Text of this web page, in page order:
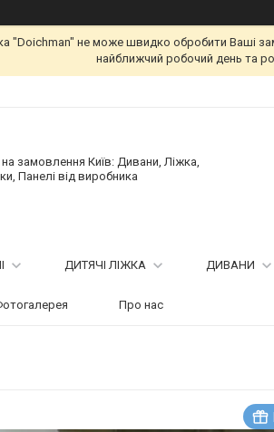
"Doichman" не може швидко обробити Ваші
найближчий робочий день та
на замовлення Київ: Дивани, Ліжка,
Панелі від виробника
ДИТЯЧІ ЛІЖКА ДИВАНИ
Про нас